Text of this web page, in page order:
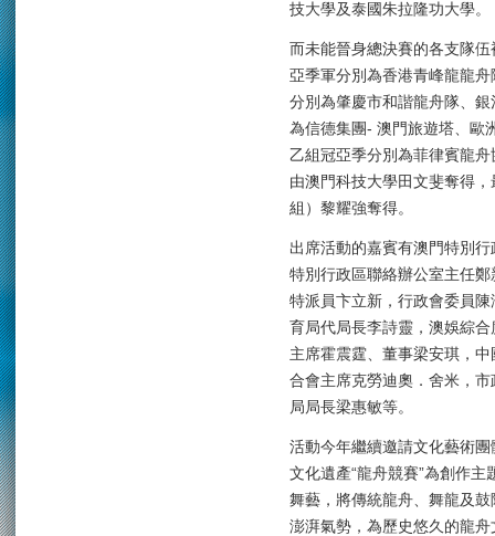
技大學及泰國朱拉隆功大學。
而未能晉身總決賽的各支隊
亞季軍分別為香港青峰龍龍
分別為肇慶市和諧龍舟隊、
為信德集團- 澳門旅遊塔、歐
乙組冠亞季分別為菲律賓龍
由澳門科技大學田文斐奪得
組）黎耀強奪得。
出席活動的嘉賓有澳門特別
特別行政區聯絡辦公室主任
特派員卞立新，行政會委員
育局代局長李詩靈，澳娛綜
主席霍震霆、董事梁安琪，
合會主席克勞迪奧．舍米，
局局長梁惠敏等。
活動今年繼續邀請文化藝術
文化遺產“龍舟競賽”為創作
舞藝，將傳統龍舟、舞龍及
澎湃氣勢，為歷史悠久的龍